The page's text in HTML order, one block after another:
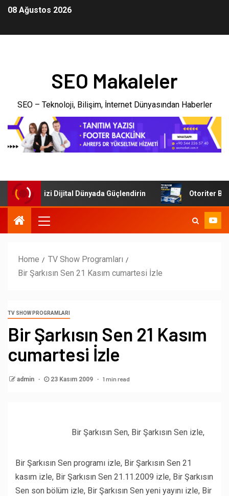
08 Ağustos 2026
SEO Makaleler
SEO – Teknoloji, Bilişim, İnternet Dünyasından Haberler
İşletmenizi Dijital Dünyada Güçlendirin Otoriter
Home
TV Show Programları
Bir Şarkısın Sen 21 Kasım cumartesi İzle
TV SHOW PROGRAMLARI
Bir Şarkısın Sen 21 Kasım
cumartesi İzle
admin 23 Kasım 2009 1 min read
Bir Şarkısın Sen, Bir Şarkısın Sen izle,
Bir Şarkısın Sen programı izle, Bir Şarkısın Sen 21
kasım izle, Bir Şarkısın Sen 21.11.2009 izle, Bir Şarkısın
Sen son bölüm izle, Bir Şarkısın Sen yeni yayını izle, Bir